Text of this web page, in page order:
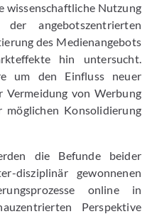
wissenschaftliche Nutzung
angebotszentrierten
des Medienangebots
hin untersucht.
um den Einfluss neuer
Vermeidung von Werbung
Konsolidierung
die Befunde beider
disziplinär gewonnenen
online in
Perspektive